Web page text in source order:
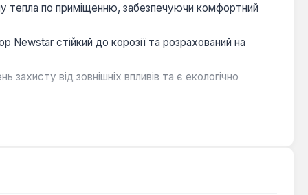
тепла по приміщенню, забезпечуючи комфортний
Newstar стійкий до корозії та розрахований на
від зовнішніх впливів та є екологічно
офісах, коридорах або інших приміщеннях, де
системи опалення, забезпечуючи стабільний